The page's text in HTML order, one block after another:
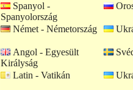
Spanyol -
Spanyolország
Német - Németország
Angol - Egyesült
Királyság
Latin - Vatikán